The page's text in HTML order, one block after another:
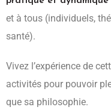
et à tous (individuels,
santé).
Vivez l’expérience de
activités pour pouvoir
que sa philosophie.